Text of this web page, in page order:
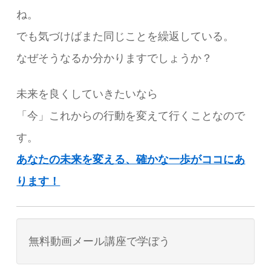
ね。
でも気づけばまた同じことを繰返している。
なぜそうなるか分かりますでしょうか？
未来を良くしていきたいなら
「今」これからの行動を変えて行くことなので
す。
あなたの未来を変える、確かな一歩がココにあ
ります！
無料動画メール講座で学ぼう